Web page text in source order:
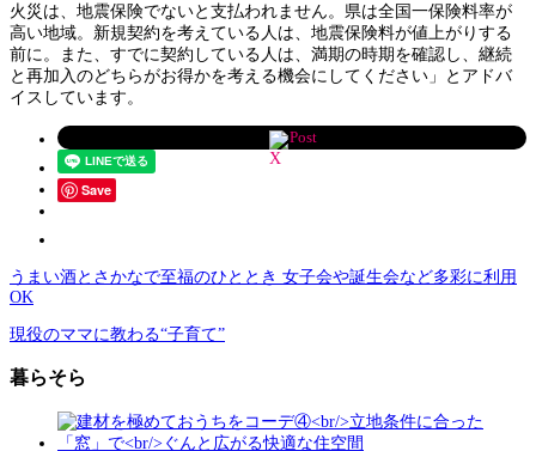
火災は、地震保険でないと支払われません。県は全国一保険料率が
高い地域。新規契約を考えている人は、地震保険料が値上がりする
前に。また、すでに契約している人は、満期の時期を確認し、継続
と再加入のどちらがお得かを考える機会にしてください」とアドバ
イスしています。
Post
Save
うまい酒とさかなで至福のひととき 女子会や誕生会など多彩に利用
OK
現役のママに教わる“子育て”
暮らそら